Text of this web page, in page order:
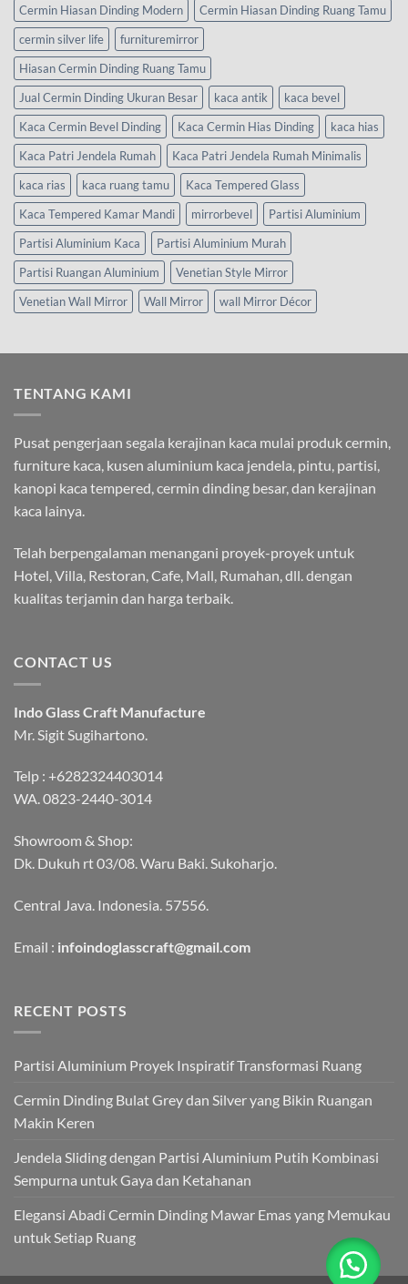
Cermin Hiasan Dinding Modern
Cermin Hiasan Dinding Ruang Tamu
cermin silver life
furnituremirror
Hiasan Cermin Dinding Ruang Tamu
Jual Cermin Dinding Ukuran Besar
kaca antik
kaca bevel
Kaca Cermin Bevel Dinding
Kaca Cermin Hias Dinding
kaca hias
Kaca Patri Jendela Rumah
Kaca Patri Jendela Rumah Minimalis
kaca rias
kaca ruang tamu
Kaca Tempered Glass
Kaca Tempered Kamar Mandi
mirrorbevel
Partisi Aluminium
Partisi Aluminium Kaca
Partisi Aluminium Murah
Partisi Ruangan Aluminium
Venetian Style Mirror
Venetian Wall Mirror
Wall Mirror wall Mirror Décor
TENTANG KAMI
Pusat pengerjaan segala kerajinan kaca mulai produk cermin,
furniture kaca, kusen aluminium kaca jendela, pintu, partisi,
kanopi kaca tempered, cermin dinding besar, dan kerajinan
kaca lainya.
Telah berpengalaman menangani proyek-proyek untuk
Hotel, Villa, Restoran, Cafe, Mall, Rumahan, dll. dengan
kualitas terjamin dan harga terbaik.
CONTACT US
Indo Glass Craft Manufacture
Mr. Sigit Sugihartono.
Telp : +6282324403014
WA.0823-2440-3014
Showroom & Shop:
Dk. Dukuh rt 03/08. Waru Baki. Sukoharjo.
Central Java. Indonesia. 57556.
Email : infoindoglasscraft@gmail.com
RECENT POSTS
Partisi Aluminium Proyek Inspiratif Transformasi Ruang
Cermin Dinding Bulat Grey dan Silver yang Bikin Ruangan
Makin Keren
Jendela Sliding dengan Partisi Aluminium Putih Kombinasi
Sempurna untuk Gaya dan Ketahanan
Elegansi Abadi Cermin Dinding Mawar Emas yang Memukau
untuk Setiap Ruang